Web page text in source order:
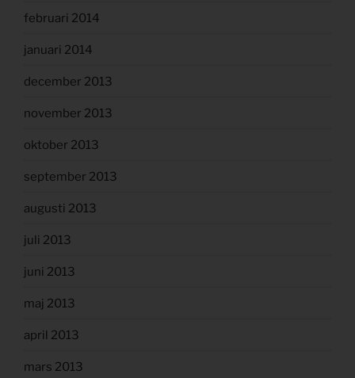
februari 2014
januari 2014
december 2013
november 2013
oktober 2013
september 2013
augusti 2013
juli 2013
juni 2013
maj 2013
april 2013
mars 2013